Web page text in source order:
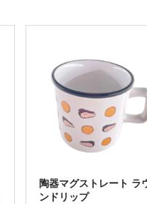
陶器マグストレート ラ
ンドリップ